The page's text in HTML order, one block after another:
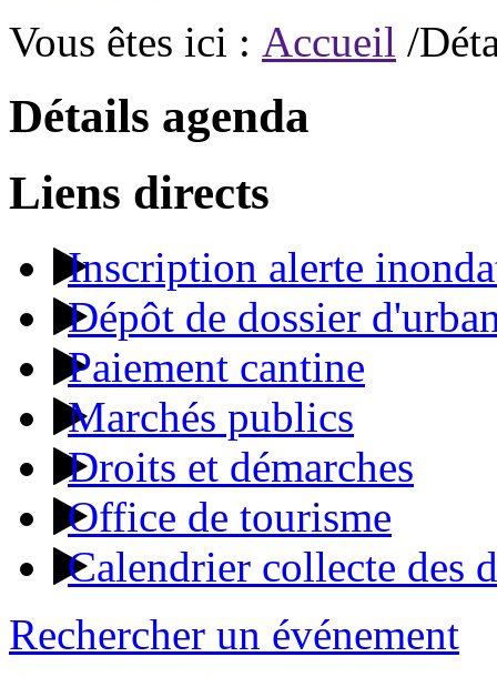
Vous êtes ici : Accueil /
Détails agenda
Liens directs
Inscription alerte
Dépôt de dossier
Paiement cantine
Marchés publics
Droits et démarches
Office de tourisme
Calendrier collecte des
Rechercher un événement